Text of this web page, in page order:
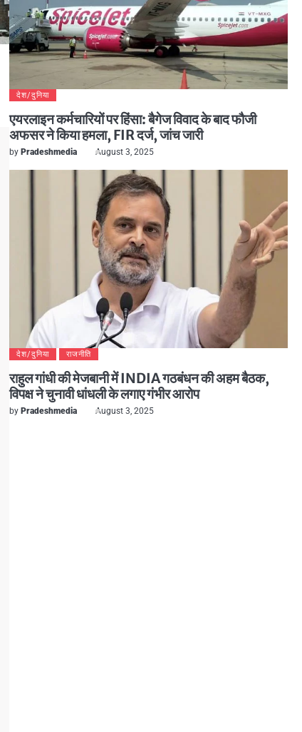
देश/दुनिया
एयरलाइन कर्मचारियों पर हिंसा: बैगेज विवाद के बाद फौजी
अफसर ने किया हमला, FIR दर्ज, जांच जारी
by Pradeshmedia August 3, 2025
देश/दुनिया राजनीति
राहुल गांधी की मेजबानी में INDIA गठबंधन की अहम बैठक,
विपक्ष ने चुनावी धांधली के लगाए गंभीर आरोप
by Pradeshmedia August 3, 2025